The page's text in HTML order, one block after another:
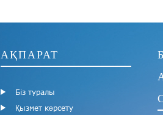
АҚПАРАТ
Біз туралы
Қызмет көрсету